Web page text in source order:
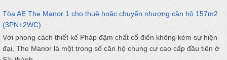
Tòa AE The Manor 1 cho thuê hoặc chuyển nhượng căn hộ 157m2
(3PN+2WC)
Với phong cách thiết kế Pháp đậm chất cổ điển không kém sự hiện
đại, The Manor là một trong số căn hộ chung cư cao cấp đầu tiên ở